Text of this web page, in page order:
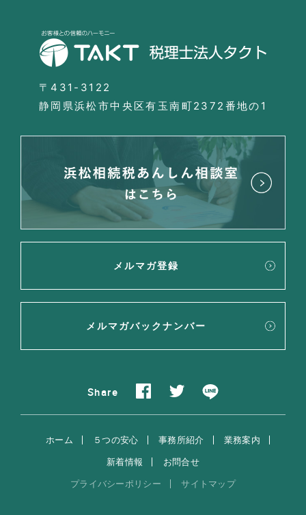
〒431-3122
静岡県浜松市中央区有玉南町2372番地の1
メルマガ登録
メルマガバックナンバー
Share
ホーム ５つの安心 事務所紹介
業務案内
新着情報
お問合せ
プライバシーポリシー
サイトマップ